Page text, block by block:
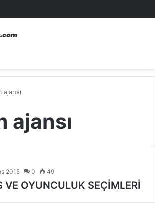
ajansı
ajansı
2015 0 49
VE OYUNCULUK SEÇİMLERİ